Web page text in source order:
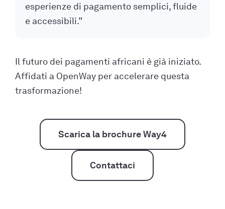
esperienze di pagamento semplici, fluide
e accessibili.”
Il futuro dei pagamenti africani è già iniziato.
Affidati a OpenWay per accelerare questa
trasformazione!
Scarica la brochure Way4
Contattaci